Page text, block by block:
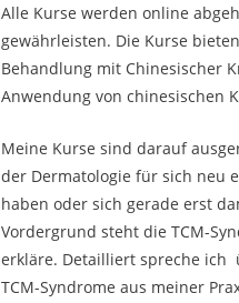
Alle Kurse werden online
gewährleisten. Die Kurse
Behandlung mit Chinesischer
Anwendung von chinesischen
Meine Kurse sind darauf
der Dermatologie für sich neu
haben oder sich gerade erst
Vordergrund steht die TCM-
erkläre. Detailliert spreche ich
TCM-Syndrome aus meiner